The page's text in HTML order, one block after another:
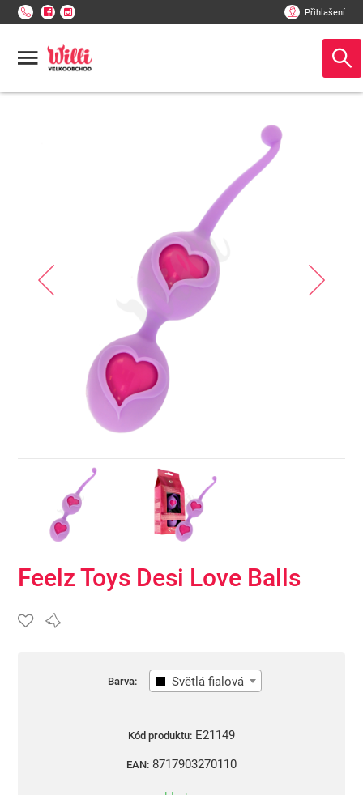
Přihlašení
Feelz Toys Desi Love Balls
Barva: Světlá fialová
Kód produktu: E21149
EAN: 8717903270110